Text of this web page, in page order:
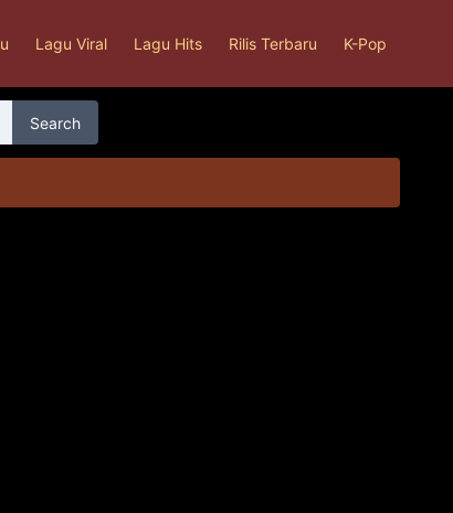
Lagu Viral Lagu Hits Rilis Terbaru K-Pop
Search